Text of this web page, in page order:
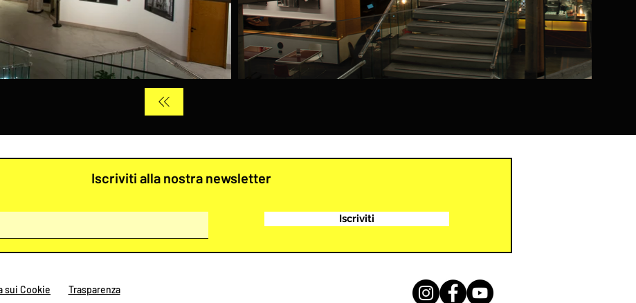
Iscriviti alla nostra newsletter
Iscriviti
sui Cookie Trasparenza